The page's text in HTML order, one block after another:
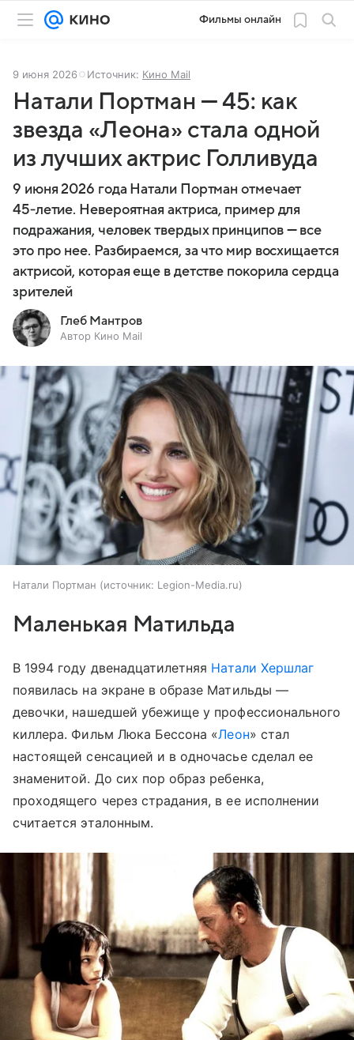
Фильмы онлайн
9 июня 2026 Источник: Кино Mail
Натали Портман — 45: как
звезда «Леона» стала одной
из лучших актрис Голливуда
9 июня 2026 года Натали Портман отмечает
45‑летие. Невероятная актриса, пример для
подражания, человек твердых принципов — все
это про нее. Разбираемся, за что мир восхищается
актрисой, которая еще в детстве покорила сердца
зрителей
Глеб Мантров
Автор Кино Mail
Натали Портман источник: Legion-Media.ru
Маленькая Матильда
В 1994 году двенадцатилетняя Натали Хершлаг
появилась на экране в образе Матильды —
девочки, нашедшей убежище у профессионального
киллера. Фильм Люка Бессона «Леон» стал
настоящей сенсацией и в одночасье сделал ее
знаменитой. До сих пор образ ребенка,
проходящего через страдания, в ее исполнении
считается эталонным.